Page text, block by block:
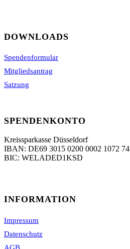
DOWNLOADS
Spendenformular
Mitgliedsantrag
Satzung
SPENDENKONTO
Kreissparkasse Düsseldorf
IBAN: DE69 3015 0200 0002 1072 74
BIC: WELADED1KSD
INFORMATION
Impressum
Datenschutz
AGB